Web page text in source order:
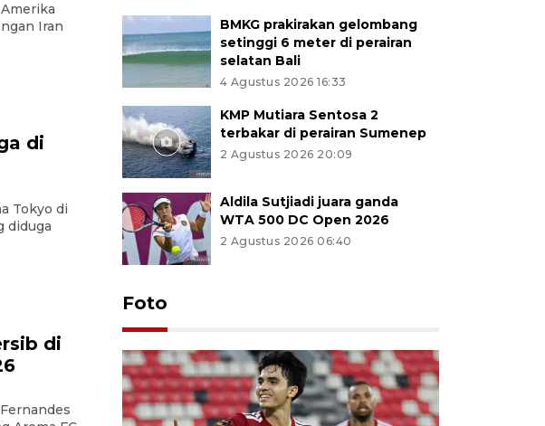
Iran
di
Tokyo di
diduga
di
BMKG prakirakan gelombang
setinggi 6 meter di perairan
selatan Bali
4 Agustus 2026 16:33
KMP Mutiara Sentosa 2
terbakar di perairan Sumenep
2 Agustus 2026 20:09
Aldila Sutjiadi juara ganda
WTA 500 DC Open 2026
2 Agustus 2026 06:40
Foto